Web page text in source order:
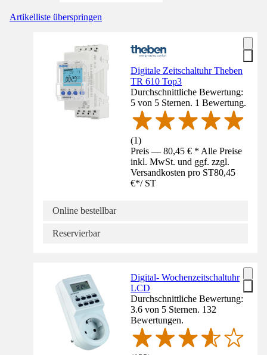
Artikelliste überspringen
Digitale Zeitschaltuhr Theben
TR 610 Top3
Durchschnittliche Bewertung:
5 von 5 Sternen. 1 Bewertung.
(1)
Preis — 80,45 € * Alle Preise
inkl. MwSt. und ggf. zzgl.
Versandkosten pro ST80,45
€*/ ST
Online bestellbar
Reservierbar
Digital- Wochenzeitschaltuhr
LCD
Durchschnittliche Bewertung:
3.6 von 5 Sternen. 132
Bewertungen.